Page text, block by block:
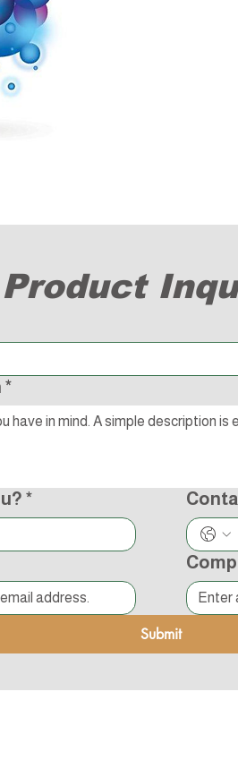
Product
*
*
Submit